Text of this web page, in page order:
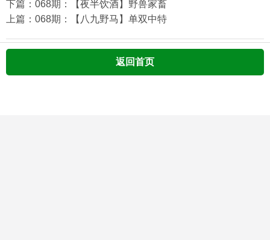
下篇：068期：【夜半饮酒】野兽家畜
上篇：068期：【八九野马】单双中特
返回首页